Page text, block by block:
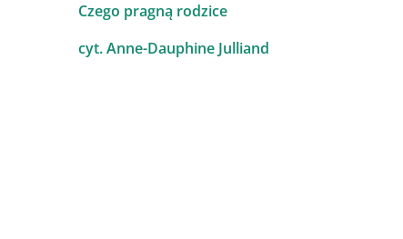
Czego pragną rodzice
cyt. Anne-Dauphine Julliand